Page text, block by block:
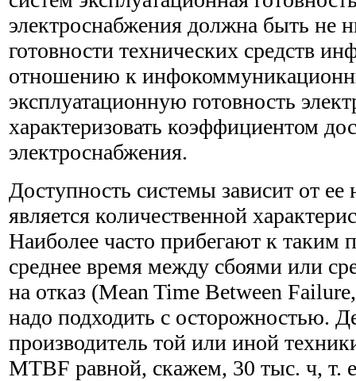
электроснабжения должна быть не
готовности технических средств
отношению к
эксплуатационную готовность
характеризовать коэффициентом
электроснабжения.
Доступность системы зависит от
является количественной
Наиболее часто прибегают к таким
среднее время между сбоями или
на отказ (Mean Time Between
надо подходить с осторожностью.
производитель той или иной
MTBF равной, скажем, 30 тыс. ч, т.